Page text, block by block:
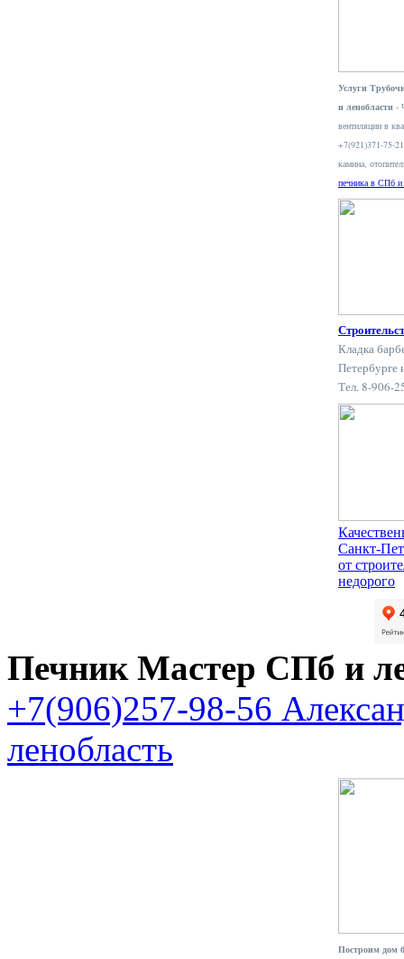
Услуги
и ленобласти -
вентиляции в
+7(921)371-75-
камина,
печника в СПб и
Кладка
Петербурге
Тел. 8-906-
Санкт-
от
недорого
Печник Мастер СПб и
+7(906)257-98-56
ленобласть
Построим дом